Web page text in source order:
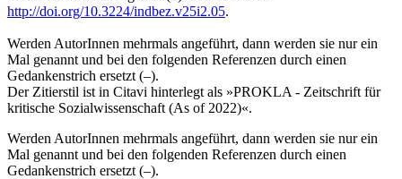
http://doi.org/10.3224/indbez.v25i2.05.
Werden AutorInnen mehrmals angeführt, dann werden sie nur ein
Mal genannt und bei den folgenden Referenzen durch einen
Gedankenstrich ersetzt (–).
Der Zitierstil ist in Citavi hinterlegt als »PROKLA - Zeitschrift für
kritische Sozialwissenschaft (As of 2022)«.
Werden AutorInnen mehrmals angeführt, dann werden sie nur ein
Mal genannt und bei den folgenden Referenzen durch einen
Gedankenstrich ersetzt (–).